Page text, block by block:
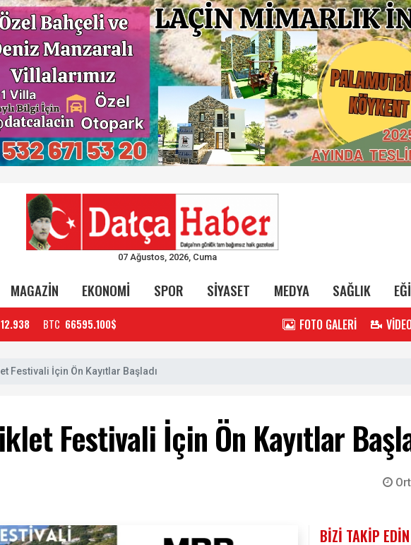
07 Ağustos, 2026, Cuma
MAGAZİN EKONOMİ SPOR SİYASET MEDYA SAĞLIK
12.938 BTC 66595.100$ FOTO GALERİ
Festivali İçin Ön Kayıtlar Başladı
Festivali İçin Ön Kayıtlar
BIZI TAKIP EDIN